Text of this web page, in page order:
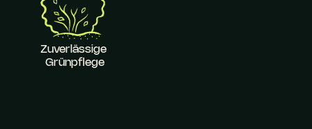
Zuverlässige
Grünpflege